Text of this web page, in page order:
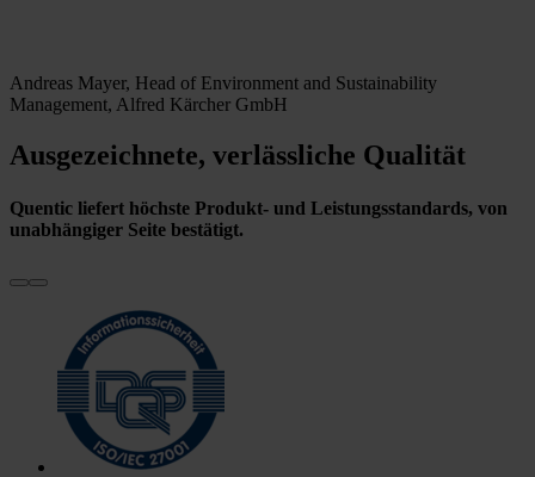
Andreas Mayer, Head of Environment and Sustainability
Management, Alfred Kärcher GmbH
Ausgezeichnete, verlässliche Qualität
Quentic liefert höchste Produkt- und Leistungsstandards, von
unabhängiger Seite bestätigt.